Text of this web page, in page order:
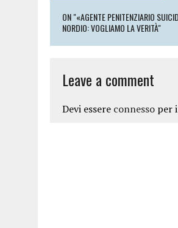
ON "«AGENTE PENITENZIARIO
NORDIO: VOGLIAMO LA VERITÀ"
Leave a comment
Devi essere connesso per